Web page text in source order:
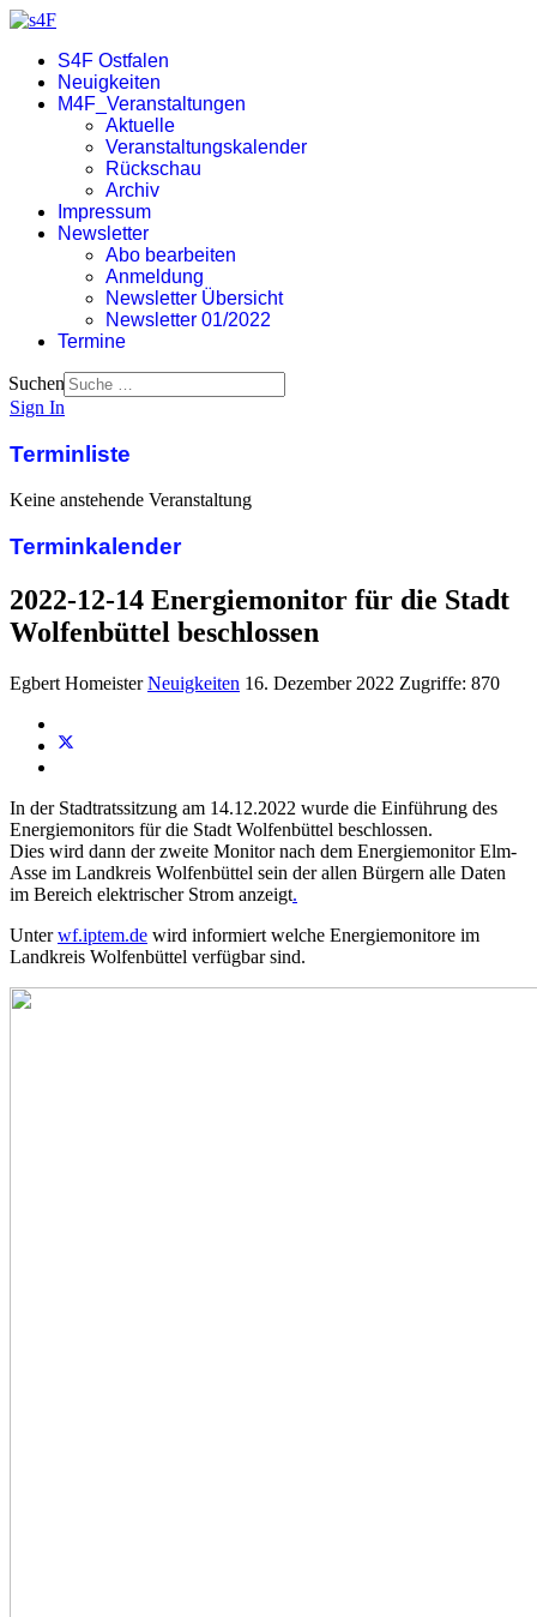
S4F Ostfalen
Neuigkeiten
M4F_Veranstaltungen
Aktuelle
Veranstaltungskalender
Rückschau
Archiv
Impressum
Newsletter
Abo bearbeiten
Anmeldung
Newsletter Übersicht
Newsletter 01/2022
Termine
Suchen
Sign In
Terminliste
Keine anstehende Veranstaltung
Terminkalender
2022-12-14 Energiemonitor für die Stadt
Wolfenbüttel beschlossen
Egbert Homeister Neuigkeiten 16. Dezember 2022 Zugriffe: 870
In der Stadtratssitzung am 14.12.2022 wurde die Einführung des
Energiemonitors für die Stadt Wolfenbüttel beschlossen.
Dies wird dann der zweite Monitor nach dem Energiemonitor Elm-
Asse im Landkreis Wolfenbüttel sein der allen Bürgern alle Daten
im Bereich elektrischer Strom anzeigt.
Unterwf.iptem.de wird informiert welche Energiemonitore im
Landkreis Wolfenbüttel verfügbar sind.